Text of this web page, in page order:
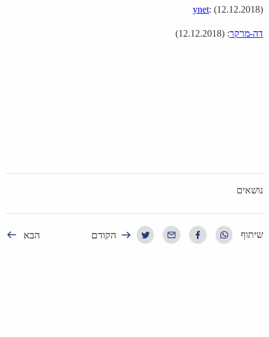
(
ynet: (12.12.2018
דה-מרקר: (12.12.2018)
נושאים
שיתוף הקודם הבא